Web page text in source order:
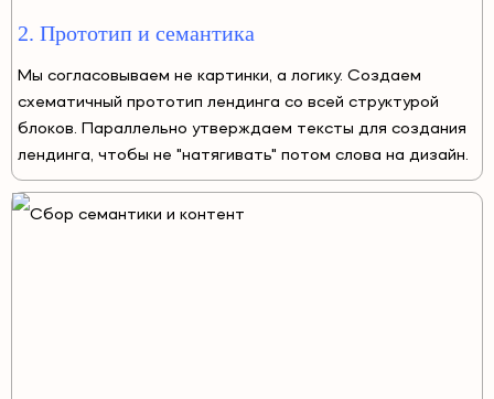
2. Прототип и семантика
Мы согласовываем не картинки, а логику. Создаем
схематичный прототип лендинга со всей структурой
блоков. Параллельно утверждаем тексты для создания
лендинга, чтобы не "натягивать" потом слова на дизайн.